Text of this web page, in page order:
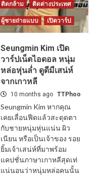
ติดกล้าม ติดต่างประเทศ
ผู้ชายถ่ายแบบ เปิดวาร์ป
Seungmin Kim เปิด
วาร์ปเน็ตไอดอล หนุ่ม
หล่อหุ่นล่ำ ดูดีมีเสน่ห์
จากเกาหลี
10 months ago TTPhoo
Seungmin Kim หากคุณ
เคยเลื่อนฟีดแล้วสะดุดตา
กับชายหนุ่มหุ่นแน่น ผิว
เนียน หรือเป็นเจ้าของ รอย
ยิ้มเจ้าเสน่ห์ที่มาพร้อม
แคปชั่นภาษาเกาหลีสุดเท่
แน่นอนว่าหนุ่มหล่อคนนั้น